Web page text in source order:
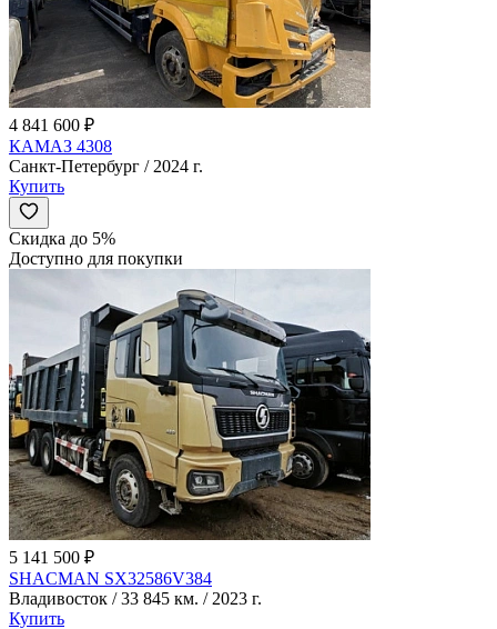
4 841 600 ₽
КАМАЗ 4308
Санкт-Петербург / 2024 г.
Купить
Скидка до 5%
Доступно для покупки
5 141 500 ₽
SHACMAN SX32586V384
Владивосток / 33 845 км. / 2023 г.
Купить